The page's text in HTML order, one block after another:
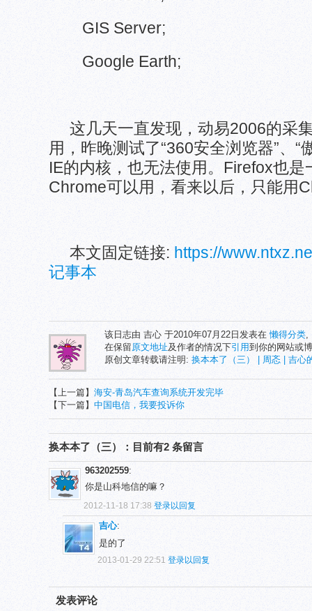
GIS Server;
Google Earth;
这几天一直发现，动易2006的采
用，昨晚测试了“360安全浏览器”、“
IE的内核，也无法使用。Firefox也
Chrome可以用，看来以后，只能用
本文固定链接: https://
记事本
该日志由 吉心 于2010年07月22日发表在懒得分类,
在保留原文地址及作者的情况下引用到你的网站或
原创文章转载请注明: 换本本了（三） | 周忞 | 吉心
【上一篇】 海安-青岛汽车查询系统开发完毕
【下一篇】 中国电信，我要投诉你
换本本了（三）：目前有2 条留言
963202559:
你是山科地信的嘛？
2012-11-18 17:38 登录以回复
吉心:
是的了
2013-01-29 22:51 登录以回复
发表评论